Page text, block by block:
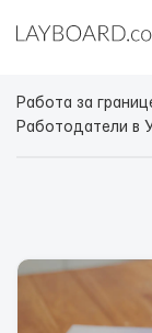
Работа за
Работодатели в